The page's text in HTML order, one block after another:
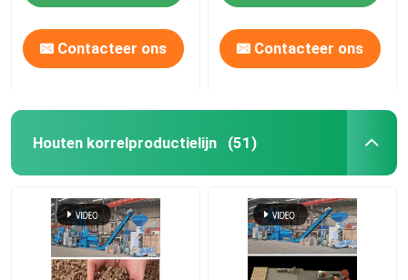
1200kg/H
Contacteer ons Contacteer ons
Houten korrelproductielijn (51)